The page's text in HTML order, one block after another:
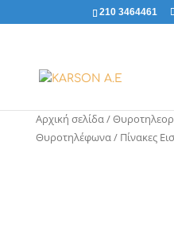
210 3464461
Αρχική σελίδα/
Θυροτηλέφωνα/ Πίνακες